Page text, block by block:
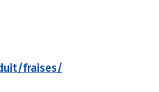
fraises/